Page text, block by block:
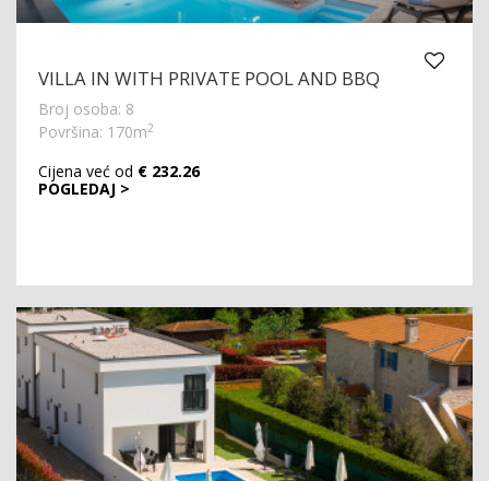
VILLA IN WITH PRIVATE POOL AND BBQ
Broj osoba: 8
Površina: 170m2
POGLEDAJ >
Cijena već od € 232.26